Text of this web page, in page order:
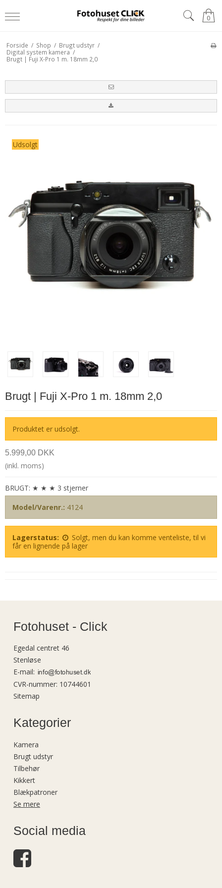
0
Forside / Shop / Brugt udstyr /
Digital system kamera /
Brugt | Fuji X-Pro 1 m. 18mm 2,0
Udsolgt
Brugt | Fuji X-Pro 1 m. 18mm 2,0
Produktet er udsolgt.
5.999,00 DKK
(inkl. moms)
BRUGT: ★ ★ ★ 3 stjerner
Model/Varenr.: 4124
Lagerstatus:
Solgt, men du kan komme venteliste, til vi
får en lignende på lager
Fotohuset - Click
Egedal centret 46
Stenløse
E-mail:
CVR-nummer: 10744601
Sitemap
Kategorier
Kamera
Brugt udstyr
Tilbehør
Kikkert
Blækpatroner
Se mere
Social media